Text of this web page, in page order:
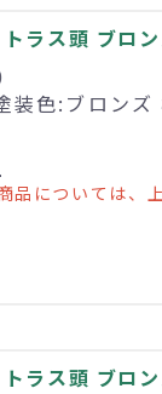
ラス頭 ブロ
色:ブロンズ
品については、
ラス頭 ブロ